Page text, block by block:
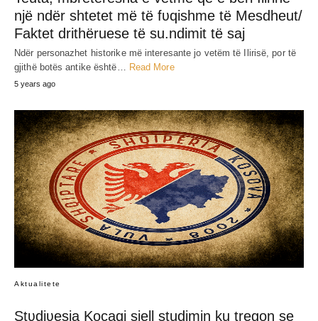
Ja si u bë marrëveshja Hoxha-Tito për
minimin e Korfuzit për ti bërë ballë
shteteve tjera